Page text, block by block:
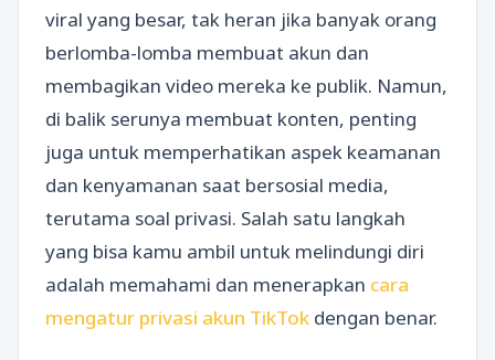
viral yang besar, tak heran jika banyak orang
berlomba-lomba membuat akun dan
membagikan video mereka ke publik. Namun,
di balik serunya membuat konten, penting
juga untuk memperhatikan aspek keamanan
dan kenyamanan saat bersosial media,
terutama soal privasi. Salah satu langkah
yang bisa kamu ambil untuk melindungi diri
adalah memahami dan menerapkan cara
mengatur privasi akun TikTok dengan benar.